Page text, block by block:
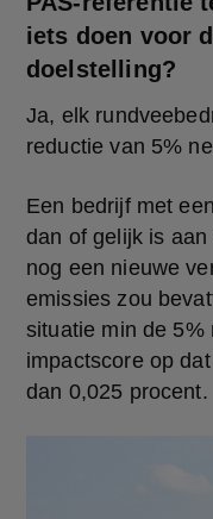
iets doen voor
doelstelling?
Ja, elk
reductie van 5%
Een bedrijf met
dan of gelijk is
nog een nieuwe
emissies zou
situatie min de 5%
impactscore op
dan 0,025 procent.